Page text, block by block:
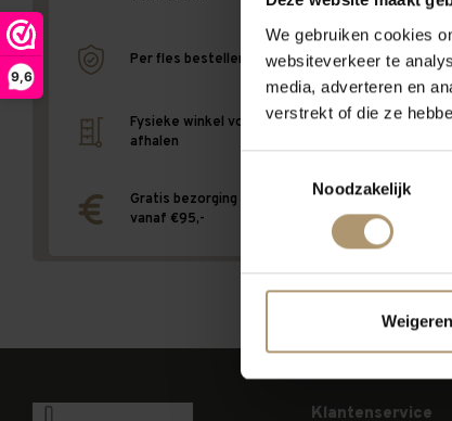
9,6
We gebruiken cookies
websiteverkeer te
media, adverteren en
verstrekt of die ze
Noodzakelijk
Weigeren
Per fles bestellen
Fysieke winkel voor
afhalen
Gratis bezorging
vanaf €95,-
Klantenservice